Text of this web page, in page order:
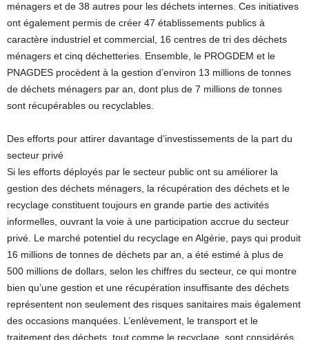
ménagers et de 38 autres pour les déchets internes. Ces initiatives
ont également permis de créer 47 établissements publics à
caractère industriel et commercial, 16 centres de tri des déchets
ménagers et cinq déchetteries. Ensemble, le PROGDEM et le
PNAGDES procèdent à la gestion d’environ 13 millions de tonnes
de déchets ménagers par an, dont plus de 7 millions de tonnes
sont récupérables ou recyclables.
Des efforts pour attirer davantage d’investissements de la part du
secteur privé
Si les efforts déployés par le secteur public ont su améliorer la
gestion des déchets ménagers, la récupération des déchets et le
recyclage constituent toujours en grande partie des activités
informelles, ouvrant la voie à une participation accrue du secteur
privé. Le marché potentiel du recyclage en Algérie, pays qui produit
16 millions de tonnes de déchets par an, a été estimé à plus de
500 millions de dollars, selon les chiffres du secteur, ce qui montre
bien qu’une gestion et une récupération insuffisante des déchets
représentent non seulement des risques sanitaires mais également
des occasions manquées. L’enlèvement, le transport et le
traitement des déchets, tout comme le recyclage, sont considérés